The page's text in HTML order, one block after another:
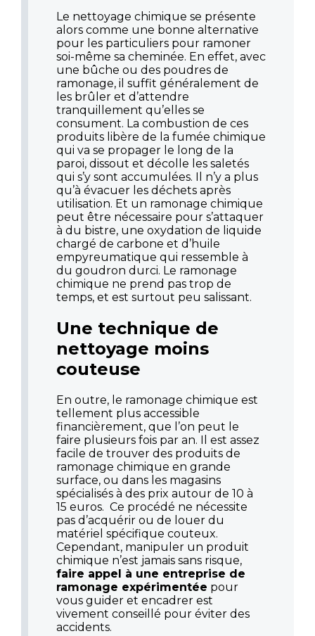
Le nettoyage chimique se présente
alors comme une bonne alternative
pour les particuliers pour ramoner
soi-même sa cheminée. En effet, avec
une bûche ou des poudres de
ramonage, il suffit généralement de
les brûler et d’attendre
tranquillement qu’elles se
consument. La combustion de ces
produits libère de la fumée chimique
qui va se propager le long de la
paroi, dissout et décolle les saletés
qui s’y sont accumulées. Il n’y a plus
qu’à évacuer les déchets après
utilisation. Et un ramonage chimique
peut être nécessaire pour s’attaquer
à du bistre, une oxydation de liquide
chargé de carbone et d’huile
empyreumatique qui ressemble à
du goudron durci. Le ramonage
chimique ne prend pas trop de
temps, et est surtout peu salissant.
Une technique de
nettoyage moins
couteuse
En outre, le ramonage chimique est
tellement plus accessible
financièrement, que l’on peut le
faire plusieurs fois par an. Il est assez
facile de trouver des produits de
ramonage chimique en grande
surface, ou dans les magasins
spécialisés à des prix autour de 10 à
15 euros. Ce procédé ne nécessite
pas d’acquérir ou de louer du
matériel spécifique couteux.
Cependant, manipuler un produit
chimique n’est jamais sans risque,
faire appel à une entreprise de
ramonage expérimentée pour
vous guider et encadrer est
vivement conseillé pour éviter des
accidents.